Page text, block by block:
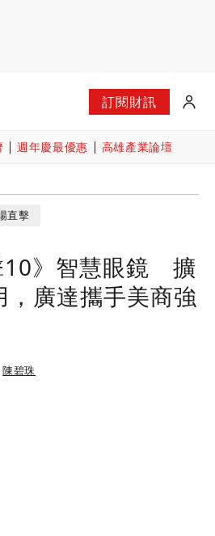
訂閱財訊
週年慶最優惠 高雄產業論壇
直擊
10》智慧眼鏡 擴
，廣達攜手美商強
陳碧珠